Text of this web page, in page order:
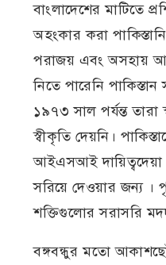
বাংলাদেশের মাটিতে
অহংকার করা
পরাজয় এবং অসহায়
নিতে পারেনি
১৯৭৩ সাল পর্যন্ত তারা
স্বীকৃতি দেয়নি।
আইএসআই দায়িত্বদেয়া
সরিয়ে দেওয়ার জন্য ।
শক্তিগুলোর সরাসরি
বঙ্গবন্ধুর মতো